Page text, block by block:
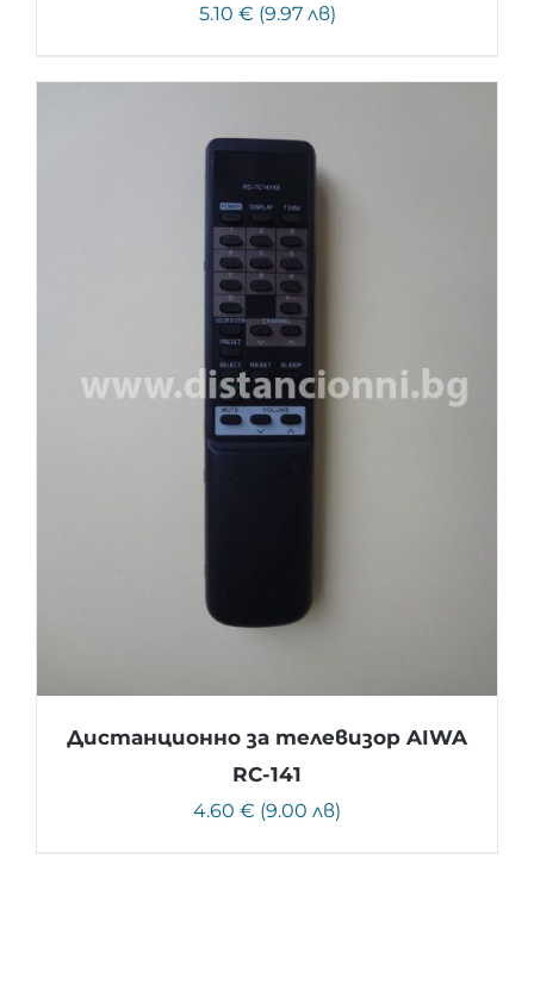
5.10 € (9.97 лв)
Дистанционно за телевизор AIWA
RC-141
4.60 € (9.00 лв)